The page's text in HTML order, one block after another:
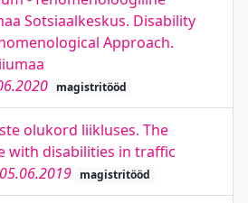
Sotsiaalkeskus. Disability
Approach.
magistritööd
olukord liikluses. The
with disabilities in traffic
05.06.2019 magistritööd